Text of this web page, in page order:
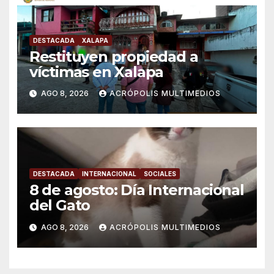
DESTACADA XALAPA
Restituyen propiedad a
víctimas en Xalapa
AGO 8, 2026 ACRÓPOLIS MULTIMEDIOS
DESTACADA INTERNACIONAL SOCIALES
8 de agosto: Día Internacional
del Gato
AGO 8, 2026 ACRÓPOLIS MULTIMEDIOS